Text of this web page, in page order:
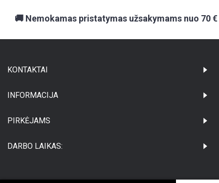
🚚 Nemokamas pristatymas užsakymams nuo 70 €
KONTAKTAI
INFORMACIJA
PIRKĖJAMS
DARBO LAIKAS: